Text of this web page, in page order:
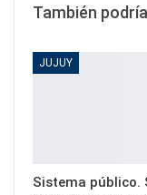
También
JUJUY
Sistema público.